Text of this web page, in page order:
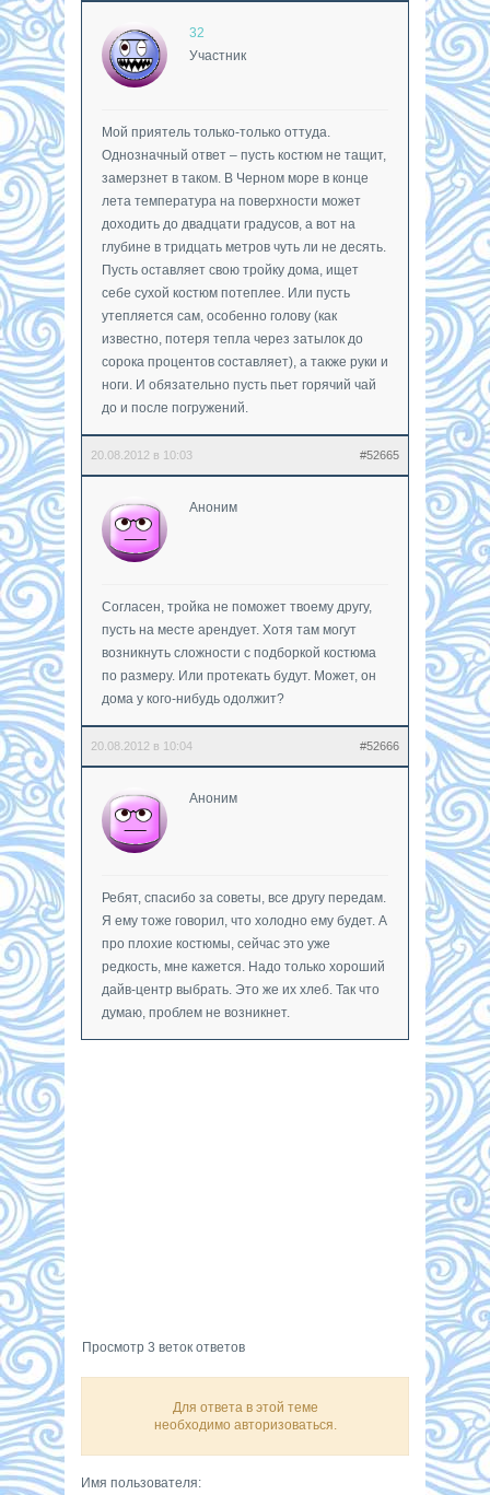
32
Участник
Мой приятель только-только оттуда.
Однозначный ответ – пусть костюм не тащит,
замерзнет в таком. В Черном море в конце
лета температура на поверхности может
доходить до двадцати градусов, а вот на
глубине в тридцать метров чуть ли не десять.
Пусть оставляет свою тройку дома, ищет
себе сухой костюм потеплее. Или пусть
утепляется сам, особенно голову (как
известно, потеря тепла через затылок до
сорока процентов составляет), а также руки и
ноги. И обязательно пусть пьет горячий чай
до и после погружений.
20.08.2012 в 10:03 #52665
Аноним
Согласен, тройка не поможет твоему другу,
пусть на месте арендует. Хотя там могут
возникнуть сложности с подборкой костюма
по размеру. Или протекать будут. Может, он
дома у кого-нибудь одолжит?
20.08.2012 в 10:04 #52666
Аноним
Ребят, спасибо за советы, все другу передам.
Я ему тоже говорил, что холодно ему будет. А
про плохие костюмы, сейчас это уже
редкость, мне кажется. Надо только хороший
дайв-центр выбрать. Это же их хлеб. Так что
думаю, проблем не возникнет.
Просмотр 3 веток ответов
Для ответа в этой теме
необходимо авторизоваться.
Имя пользователя: